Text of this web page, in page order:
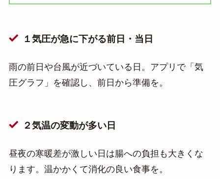
１気圧が急に下がる前日・当日
雨の前日や台風が近づいている日。アプリで「気
圧グラフ」を確認し、前日から準備を。
２気温の変動が多い日
昼夜の寒暖差が激しい日は腸への負担も大きくな
ります。温かかくて消化の良い食事を。